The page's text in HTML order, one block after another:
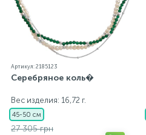
Артикул: 2185123
Серебряное коль�
Вес изделия: 16,72 г.
45-50 см
27 305 грн